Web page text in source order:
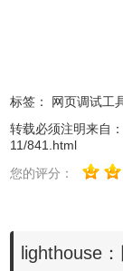
2.安装成功后，
记，访问需要评
就可以了，报告
供一个URL链接
后它会把关于页
标签： 网页调试工
转载必须注明来自：
11/841.html
您的评分：
lighthouse